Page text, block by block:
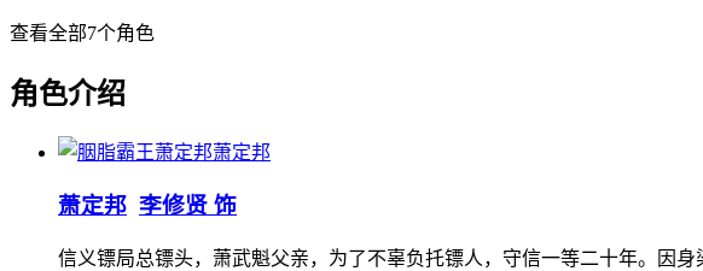
查看全部7个角色
角色介绍
萧定邦
萧定邦 李修贤 饰
信义镖局总镖头，萧武魁父亲，为了不辜负托镖人，守信一等二十年。因身